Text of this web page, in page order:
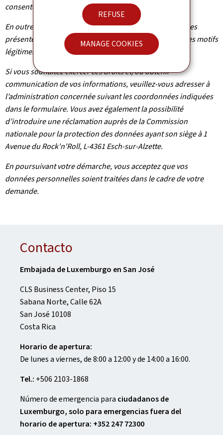
REFUSE
MANAGE COOKIES
consentement à tout moment.
En outre et excepté le cas où le traitement de vos données
présente un caractère obligatoire, vous pouvez, pour des motifs
légitimes, vous y opposer.
Si vous souhaitez exercer ces droits et/ou obtenir
communication de vos informations, veuillez-vous adresser à
l’administration concernée suivant les coordonnées indiquées
dans le formulaire. Vous avez également la possibilité
d’introduire une réclamation auprès de la Commission
nationale pour la protection des données ayant son siège à 1
Avenue du Rock'n'Roll, L-4361 Esch-sur-Alzette.
En poursuivant votre démarche, vous acceptez que vos
données personnelles soient traitées dans le cadre de votre
demande.
Contacto
Embajada de Luxemburgo en San José
CLS Business Center, Piso 15
Sabana Norte, Calle 62A
San José 10108
Costa Rica
Horario de apertura:
De lunes a viernes, de 8:00 a 12:00 y de 14:00 a 16:00.
Tel.: +506 2103-1868
Número de emergencia para ciudadanos de
Luxemburgo, solo para emergencias fuera del
horario de apertura: +352 247 72300